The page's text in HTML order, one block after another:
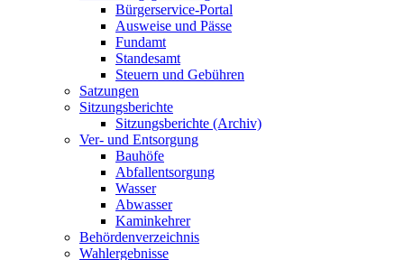
Bürgerservice-Portal
Ausweise und Pässe
Fundamt
Standesamt
Steuern und Gebühren
Satzungen
Sitzungsberichte
Sitzungsberichte (Archiv)
Ver- und Entsorgung
Bauhöfe
Abfallentsorgung
Wasser
Abwasser
Kaminkehrer
Behördenverzeichnis
Wahlergebnisse